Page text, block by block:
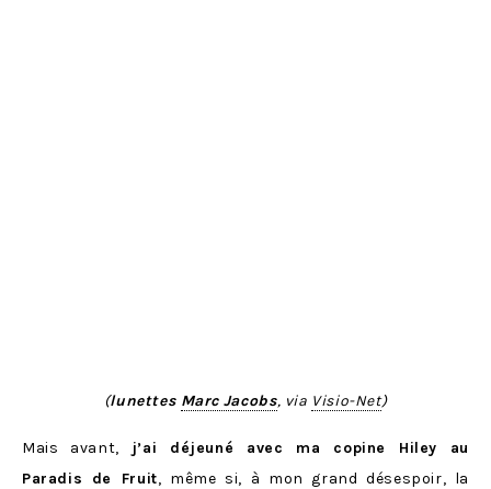
(lunettes Marc Jacobs, via Visio-Net)
Mais avant,
j’ai déjeuné avec ma copine Hiley au
Paradis de Fruit, même si, à mon grand désespoir, la